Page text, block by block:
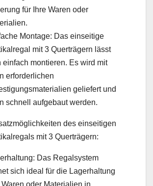
für Ihre Waren oder
Montage: Das einseitige
mit 3 Querträgern lässt
einfach montieren. Es wird mit
erforderlichen
geliefert und
schnell aufgebaut werden.
des einseitigen
mit 3 Querträgern:
Das Regalsystem
sich ideal für die Lagerhaltung
oder Materialien in